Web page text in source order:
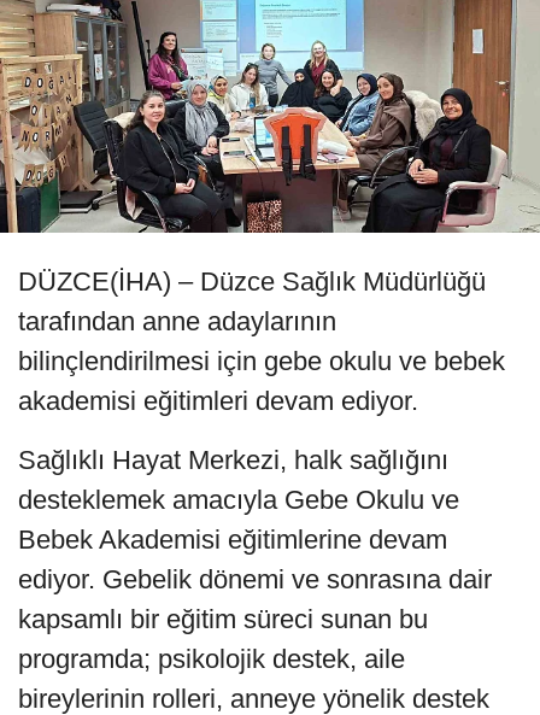
DÜZCE(İHA) – Düzce Sağlık Müdürlüğü
tarafından anne adaylarının
bilinçlendirilmesi için gebe okulu ve bebek
akademisi eğitimleri devam ediyor.
Sağlıklı Hayat Merkezi, halk sağlığını
desteklemek amacıyla Gebe Okulu ve
Bebek Akademisi eğitimlerine devam
ediyor. Gebelik dönemi ve sonrasına dair
kapsamlı bir eğitim süreci sunan bu
programda; psikolojik destek, aile
bireylerinin rolleri, anneye yönelik destek